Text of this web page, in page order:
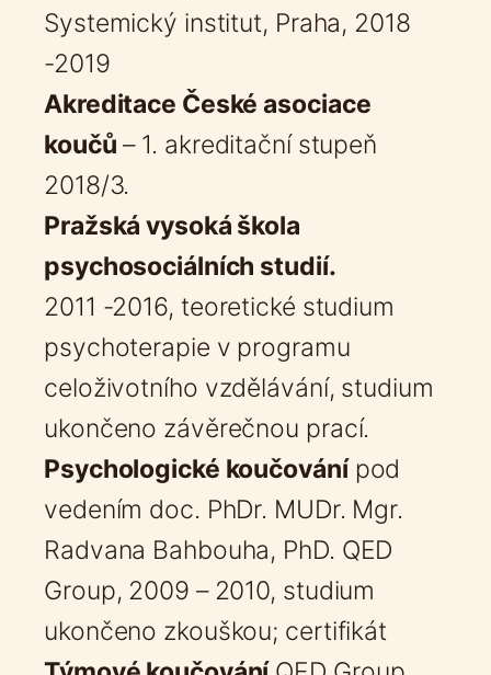
Systemický institut, Praha, 2018
-2019
Akreditace České asociace
koučů – 1. akreditační stupeň
2018/3.
Pražská vysoká škola
psychosociálních studií.
2011 -2016, teoretické studium
psychoterapie v programu
celoživotního vzdělávání, studium
ukončeno závěrečnou prací.
Psychologické koučovánípod
vedením doc. PhDr. MUDr. Mgr.
Radvana Bahbouha, PhD. QED
Group, 2009 – 2010, studium
ukončeno zkouškou; certifikát